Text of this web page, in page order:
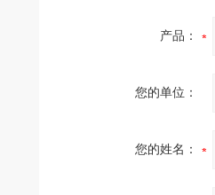
产品：
您的单位：
您的姓名：